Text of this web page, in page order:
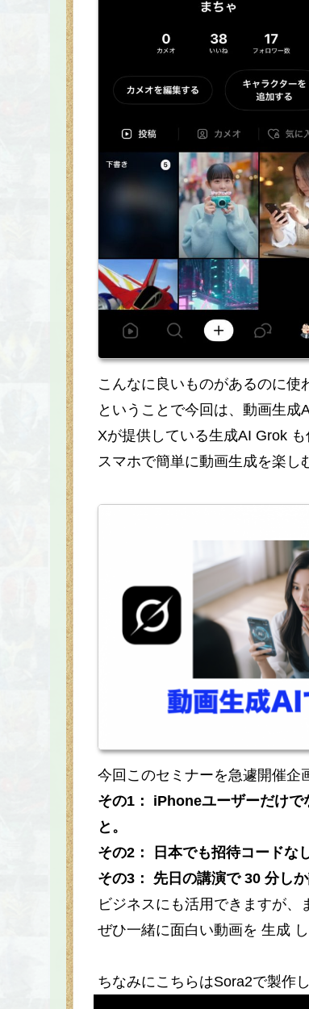
こんなに良いものがあるのに使
ということで今回は、動画生成
Xが提供している生成AI Grok も
スマホで簡単に動画生成を楽し
今回このセミナーを急遽開催企
その1： iPhoneユーザーだけ
と。
その2： 日本でも招待コードな
その3： 先日の講演で 30 分し
ビジネスにも活用できますが、
ぜひ一緒に面白い動画を 生成
ちなみにこちらはSora2で製作